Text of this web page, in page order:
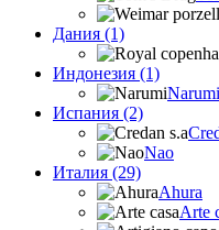
Дания (1)
Индонезия (1)
Narumi
Испания (2)
Nao
Италия (29)
Ahura
Arte